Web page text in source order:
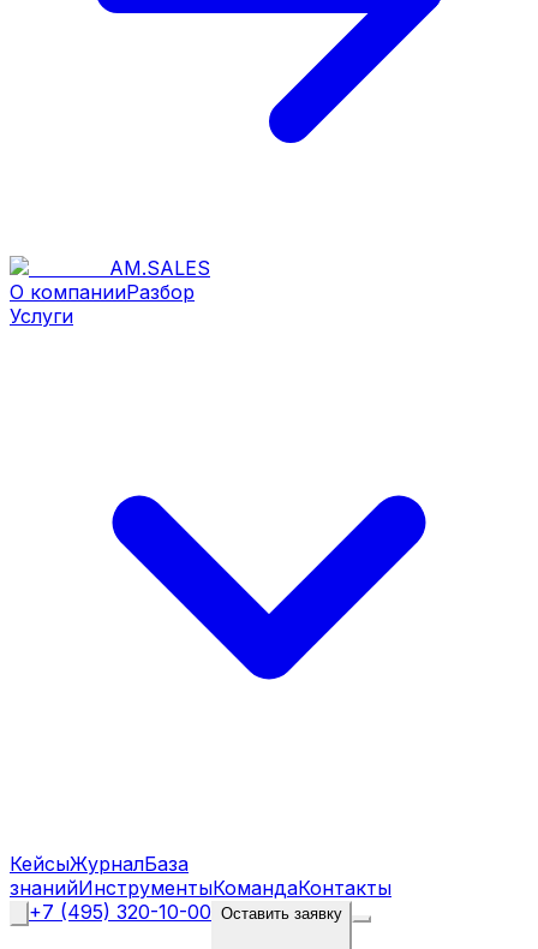
AM.SALES
О компанииРазбор
Услуги
КейсыЖурналБаза
знанийИнструментыКомандаКонтакты
+7 (495) 320-10-00 Оставить заявку